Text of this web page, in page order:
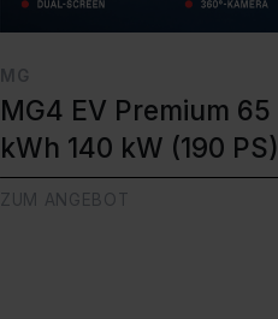
MG
MG4 EV Premium 65
kWh 140 kW (190 PS)
ZUM ANGEBOT